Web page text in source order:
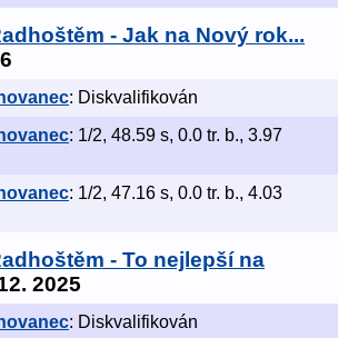
- Jak na Nový rok...
: Diskvalifikován
: 1/2, 48.59 s, 0.0 tr. b., 3.97
: 1/2, 47.16 s, 0.0 tr. b., 4.03
- To nejlepší na
2025
: Diskvalifikován